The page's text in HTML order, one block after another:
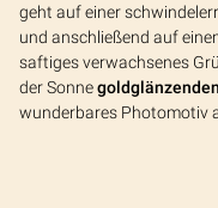
geht auf einer
und anschließend auf
saftiges verwachsenes
der Sonne
wunderbares Photomotiv